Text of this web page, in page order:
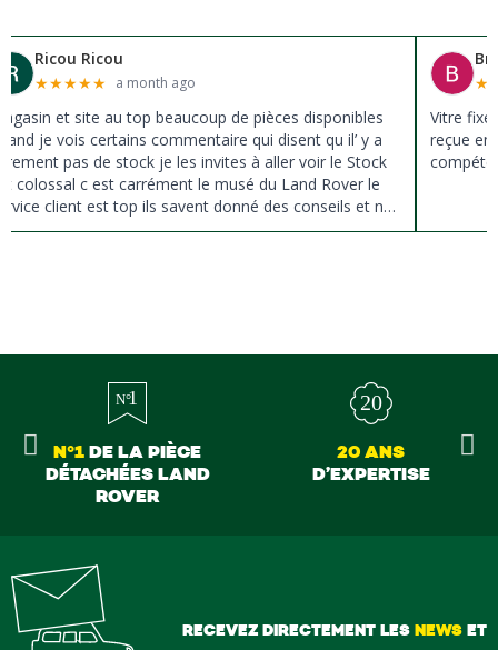
Ricou Ricou
★★★★★ a month ago
et site au top beaucoup de pièces disponibles
je vois certains commentaire qui disent qu il’ y a
pas de stock je les invites à aller voir le Stock
colossal c est carrément le musé du Land Rover le
client est top ils savent donné des conseils et ne
pas à la vente ils sont vraiment au top du top
★
Vitre
reçue
N°1DE LA PIÈCE
DÉTACHÉES LAND
ROVER
20 ANS
D’EXPERTISE
RECEVEZ DIRECTEMENT LES NEWSET